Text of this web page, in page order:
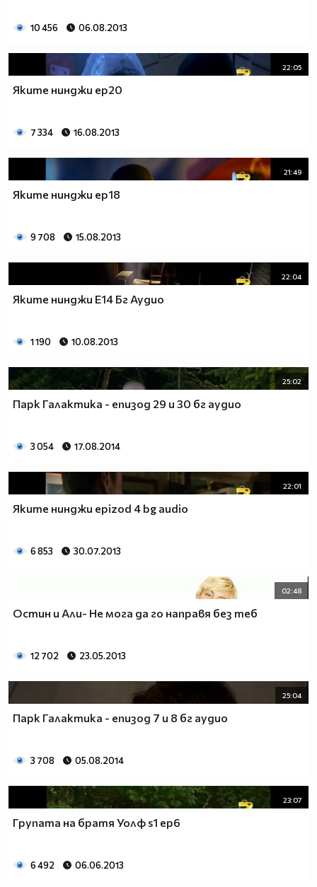
10 456 06.08.2013
22:05
Яките нинджи ep20
7 334 16.08.2013
21:49
Яките нинджи ep18
9 708 15.08.2013
22:04
Яките нинджи Е14 Бг Аудио
1 190 10.08.2013
25:02
Парк Галактика - епизод 29 и 30 бг аудио
3 054 17.08.2014
22:01
Яките нинджи epizod 4 bg audio
6 853 30.07.2013
02:48
Остин и Али- Не мога да го направя без теб
12 702 23.05.2013
25:04
Парк Галактика - епизод 7 и 8 бг аудио
3 708 05.08.2014
23:07
Групата на братя Уолф s1 ep6
6 492 06.06.2013